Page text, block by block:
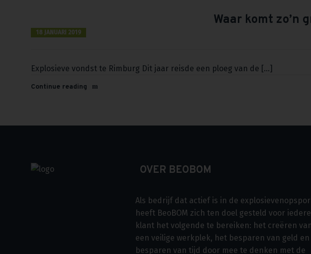
18 JANUARI 2019
Waar komt zo’n
Explosieve vondst te Rimburg Dit jaar reisde een ploeg van de [...]
Continue reading
OVER BEOBOM
Als bedrijf dat actief is in de
heeft BeoBOM zich ten doel gesteld voor iedere
klant het volgende te bereiken: het creëren
een veilige werkplek, het besparen van geld
besparen van tijd door mee te denken met de